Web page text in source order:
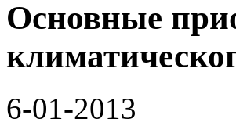
Основные
6-01-2013